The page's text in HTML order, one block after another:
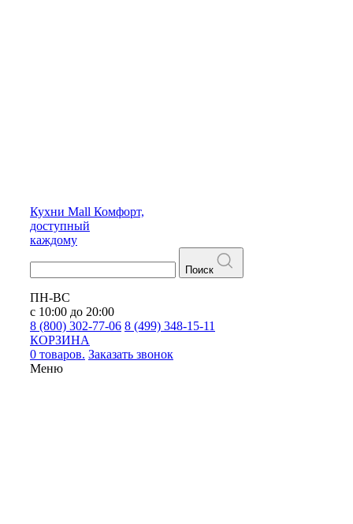
Кухни Mall Комфорт,
доступный
каждому
Поиск
ПН-ВС
с 10:00 до 20:00
8 (800) 302-77-06 8 (499) 348-15-11
КОРЗИНА
0 товаров. Заказать звонок
Меню